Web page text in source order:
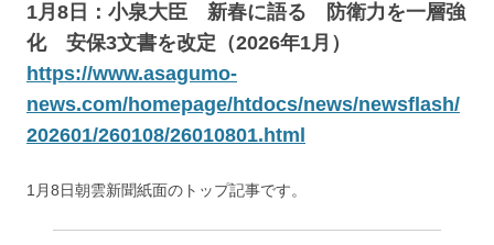
1月8日：小泉大臣 新春に語る 防衛力を一層強
化 安保3文書を改定（2026年1月）
https://www.asagumo-
news.com/homepage/htdocs/news/newsflash/
202601/260108/26010801.html
1月8日朝雲新聞紙面のトップ記事です。